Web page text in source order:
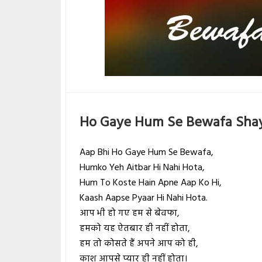
Ho Gaye Hum Se Bewafa
Aap Bhi Ho Gaye Hum Se Bewafa,
Humko Yeh Aitbar Hi Nahi Hota,
Hum To Koste Hain Apne Aap Ko Hi,
Kaash Aapse Pyaar Hi Nahi Hota.
आप भी हो गए हम से बेवफा,
हमको यह ऐतबार ही नहीं होता,
हम तो कोसते हैं अपने आप को ही,